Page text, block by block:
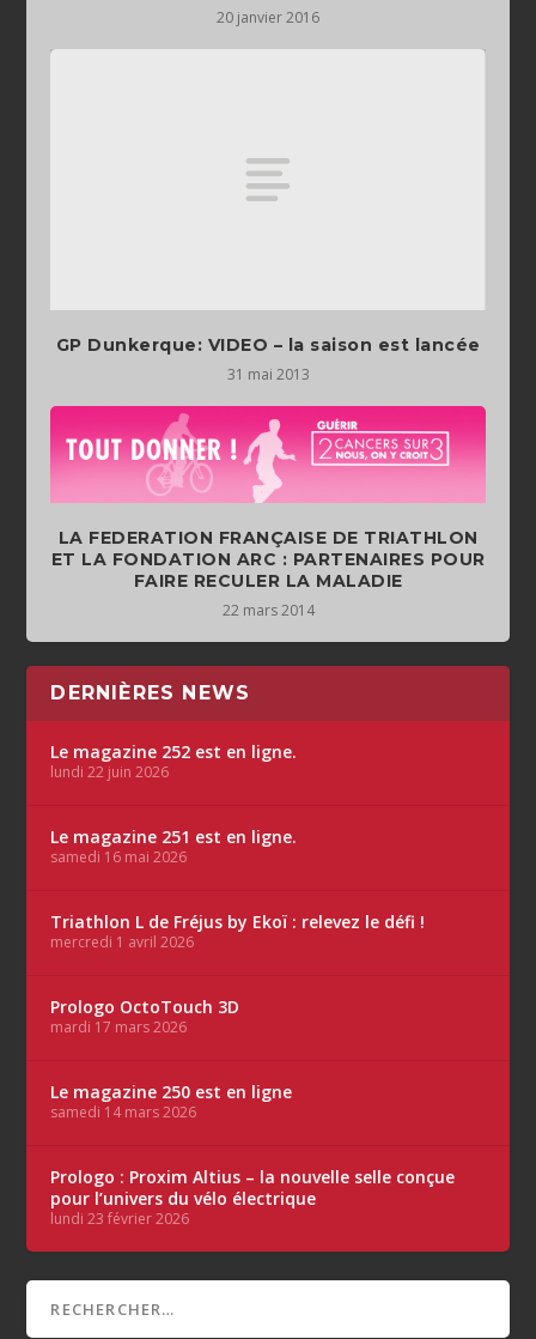
20 janvier 2016
GP Dunkerque: VIDEO – la saison est lancée
31 mai 2013
LA FEDERATION FRANÇAISE DE TRIATHLON
ET LA FONDATION ARC : PARTENAIRES POUR
FAIRE RECULER LA MALADIE
22 mars 2014
DERNIÈRES NEWS
Le magazine 252 est en ligne.
lundi 22 juin 2026
Le magazine 251 est en ligne.
samedi 16 mai 2026
Triathlon L de Fréjus by Ekoï : relevez le défi !
mercredi 1 avril 2026
Prologo OctoTouch 3D
mardi 17 mars 2026
Le magazine 250 est en ligne
samedi 14 mars 2026
Prologo : Proxim Altius – la nouvelle selle conçue
pour l’univers du vélo électrique
lundi 23 février 2026